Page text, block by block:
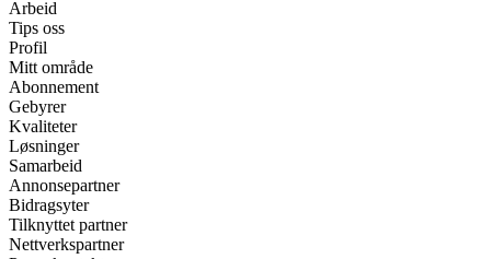
Arbeid
Tips oss
Profil
Mitt område
Abonnement
Gebyrer
Kvaliteter
Løsninger
Samarbeid
Annonsepartner
Bidragsyter
Tilknyttet partner
Nettverkspartner